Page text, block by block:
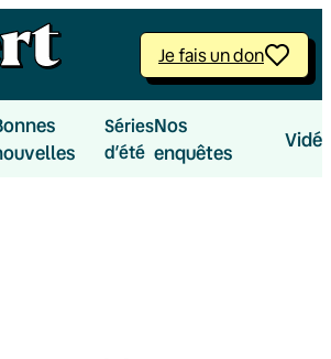
Je fais un don
Séries
d’été
Nos
enquêtes